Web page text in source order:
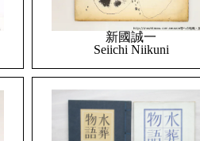
新國誠一
Seiichi Niikuni